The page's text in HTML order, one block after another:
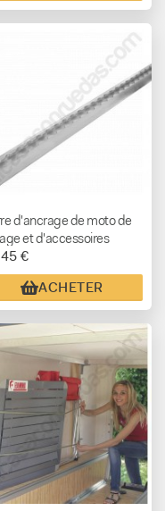
d'ancrage de moto de
et d'accessoires
€
ACHETER